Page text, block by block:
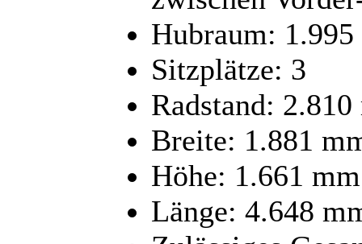
Hubraum: 1.995
Sitzplätze: 3
Radstand:
Breite: 1.881
Höhe: 1.661
Länge: 4.648